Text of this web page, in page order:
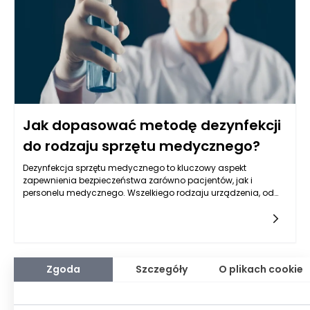
wzrostu. W związku z tym, jeżeli firma działa w regionie, który
nie wygląda obiecująco, jej zdolność kredytowa może być
oceniana surowiej.
Jak dopasować metodę dezynfekcji
do rodzaju sprzętu medycznego?
Dezynfekcja sprzętu medycznego to kluczowy aspekt
zapewnienia bezpieczeństwa zarówno pacjentów, jak i
personelu medycznego. Wszelkiego rodzaju urządzenia, od
jest odpowiednie dobranie metody i środków dezynfekcyjnych
do konkretnego urządzenia. Wybór metody dezynfekcji
powinien być uzależniony od materiałów, z których wykonane
jakie niesie ze sobą jego użycie.
Zgoda Szczegóły O plikach cookie